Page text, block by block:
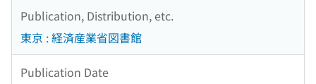
Publication, Distribution, etc.
東京 : 経済産業省図書館
Publication Date